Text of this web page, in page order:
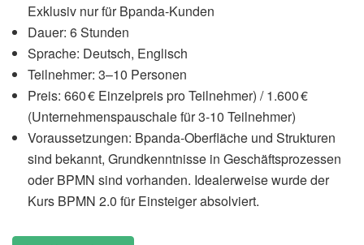
Exklusiv nur für Bpanda-Kunden
Dauer: 6 Stunden
Sprache: Deutsch, Englisch
Teilnehmer: 3–10 Personen
Preis: 660 € Einzelpreis pro Teilnehmer) / 1.600 €
(Unternehmenspauschale für 3-10 Teilnehmer)
Voraussetzungen: Bpanda-Oberfläche und Strukturen
sind bekannt, Grundkenntnisse in Geschäftsprozessen
oder BPMN sind vorhanden. Idealerweise wurde der
Kurs BPMN 2.0 für Einsteiger absolviert.